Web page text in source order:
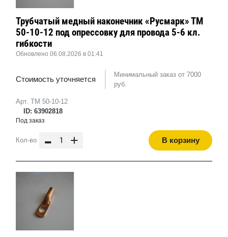
Арт. ТМ 50-10-12
ID: 63902818
Трубчатый медный наконечник «Русмарк» ТМ
50-10-12 под опрессовку для провода 5-6 кл.
гибкости
Обновлено 06.08.2026 в 01:41
Стоимость уточняется
Минимальный заказ от 7000
руб.
Под заказ
Кол-во - + В корзину